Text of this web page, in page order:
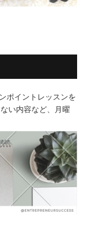
ポイントレッスンを
い内容など、月曜